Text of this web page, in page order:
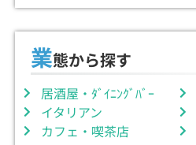
業態から探す
居酒屋・ﾀﾞｲﾆﾝｸﾞﾊﾞｰ
イタリアン
カフェ・喫茶店